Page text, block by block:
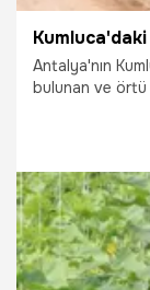
Antalya'nın
bulunan ve örtü
19.02.2026